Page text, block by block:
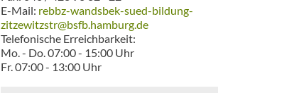
E-Mail: rebbz-wandsbek-sued-bildung-
zitzewitzstr@bsfb.hamburg.de
Telefonische Erreichbarkeit:
Mo. - Do. 07:00 - 15:00 Uhr
Fr. 07:00 - 13:00 Uhr